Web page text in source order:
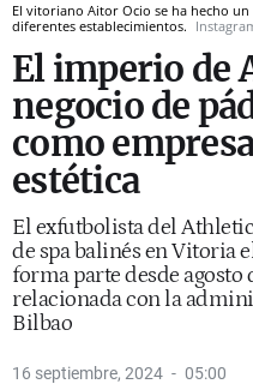
El vitoriano Aitor Ocio se ha hecho
diferentes establecimientos.
El imperio de
negocio de
como
estética
El exfutbolista del
de spa balinés en Vitoria
forma parte desde agosto
relacionada con la
Bilbao
16 septiembre, 2024 05:00